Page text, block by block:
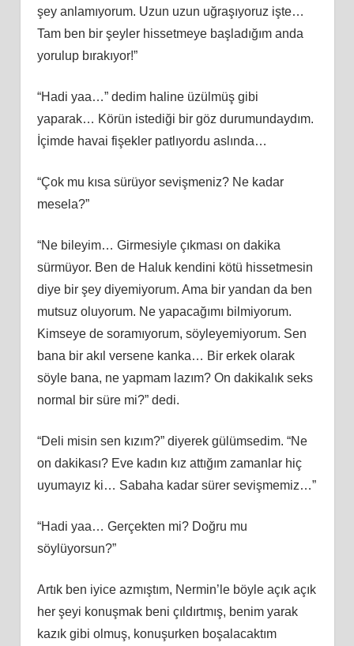
şey anlamıyorum. Uzun uzun uğraşıyoruz işte…
Tam ben bir şeyler hissetmeye başladığım anda
yorulup bırakıyor!”
“Hadi yaa…” dedim haline üzülmüş gibi
yaparak… Körün istediği bir göz durumundaydım.
İçimde havai fişekler patlıyordu aslında…
“Çok mu kısa sürüyor sevişmeniz? Ne kadar
mesela?”
“Ne bileyim… Girmesiyle çıkması on dakika
sürmüyor. Ben de Haluk kendini kötü hissetmesin
diye bir şey diyemiyorum. Ama bir yandan da ben
mutsuz oluyorum. Ne yapacağımı bilmiyorum.
Kimseye de soramıyorum, söyleyemiyorum. Sen
bana bir akıl versene kanka… Bir erkek olarak
söyle bana, ne yapmam lazım? On dakikalık seks
normal bir süre mi?” dedi.
“Deli misin sen kızım?” diyerek gülümsedim. “Ne
on dakikası? Eve kadın kız attığım zamanlar hiç
uyumayız ki… Sabaha kadar sürer sevişmemiz…”
“Hadi yaa… Gerçekten mi? Doğru mu
söylüyorsun?”
Artık ben iyice azmıştım, Nermin’le böyle açık açık
her şeyi konuşmak beni çıldırtmış, benim yarak
kazık gibi olmuş, konuşurken boşalacaktım